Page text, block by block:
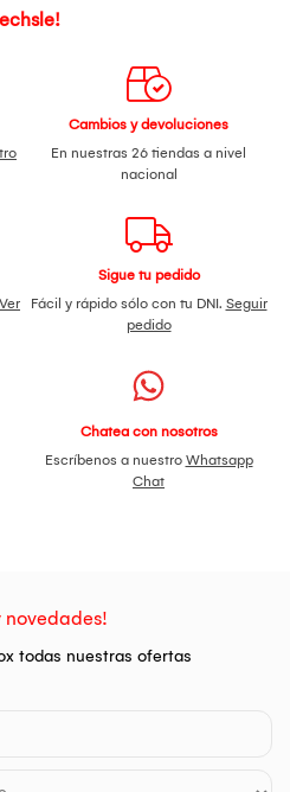
Cambios y devoluciones
En nuestras 26 tiendas a nivel
nacional
Ver
Sigue tu pedido
Fácil y rápido sólo con tu DNI. Seguir
pedido
Chatea con nosotros
Escríbenos a nuestro Whatsapp
Chat
novedades!
todas nuestras ofertas